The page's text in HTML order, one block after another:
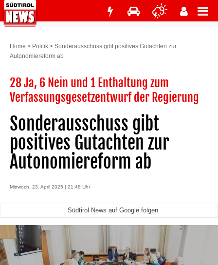
Home > Politik > Sonderausschuss gibt positives Gutachten zur
Autonomiereform ab
28 Ja, 6 Nein und 1 Enthaltung zum
Verfassungsgesetzentwurf der Regierung
Sonderausschuss gibt
positives Gutachten zur
Autonomiereform ab
Mittwoch, 23. April 2025 | 21:48 Uhr
Südtirol News auf Google folgen